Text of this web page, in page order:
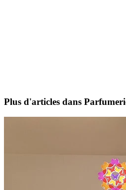
Plus d'articles dans